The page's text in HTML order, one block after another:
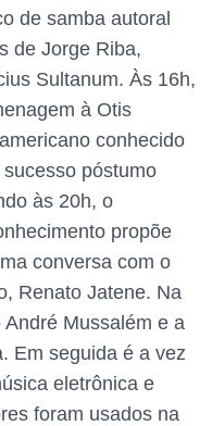
de samba autoral
de Jorge Riba,
Sultanum. Às 16h,
à Otis
conhecido
póstumo
às 20h, o
propõe
conversa com o
Renato Jatene. Na
Mussalém e a
Em seguida é a vez
eletrônica e
foram usados na